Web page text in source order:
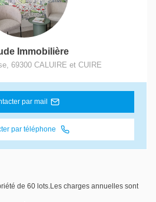
Immobilière
69300 CALUIRE et CUIRE
par mail
par téléphone
de 60 lots.Les charges annuelles sont